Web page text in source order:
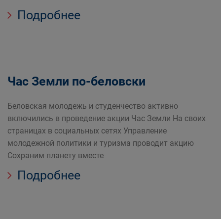
Подробнее
Час Земли по-беловски
Беловская молодежь и студенчество активно
включились в проведение акции Час Земли На своих
страницах в социальных сетях Управление
молодежной политики и туризма проводит акцию
Сохраним планету вместе
Подробнее